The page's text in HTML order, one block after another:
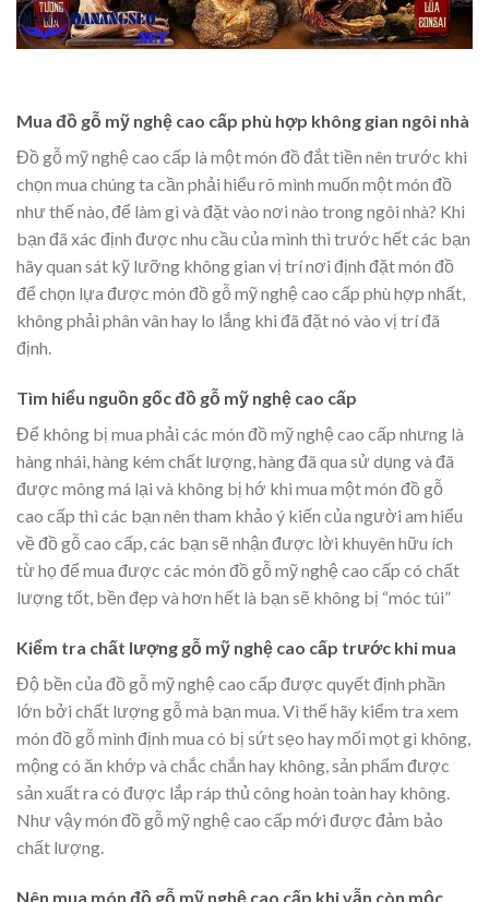
Mua đồ gỗ mỹ nghệ cao cấp phù hợp không gian ngôi nhà
Đồ gỗ mỹ nghệ cao cấp là một món đồ đắt tiền nên trước khi
chọn mua chúng ta cần phải hiểu rõ mình muốn một món đồ
như thế nào, để làm gì và đặt vào nơi nào trong ngôi nhà? Khi
bạn đã xác định được nhu cầu của mình thì trước hết các bạn
hãy quan sát kỹ lưỡng không gian vị trí nơi định đặt món đồ
để chọn lựa được món đồ gỗ mỹ nghệ cao cấp phù hợp nhất,
không phải phân vân hay lo lắng khi đã đặt nó vào vị trí đã
định.
Tìm hiểu nguồn gốc đồ gỗ mỹ nghệ cao cấp
Để không bị mua phải các món đồ mỹ nghệ cao cấp nhưng là
hàng nhái, hàng kém chất lượng, hàng đã qua sử dụng và đã
được mông má lại và không bị hớ khi mua một món đồ gỗ
cao cấp thì các bạn nên tham khảo ý kiến của người am hiểu
về đồ gỗ cao cấp, các bạn sẽ nhận được lời khuyên hữu ích
từ họ để mua được các món đồ gỗ mỹ nghệ cao cấp có chất
lượng tốt, bền đẹp và hơn hết là bạn sẽ không bị “móc túi”
Kiểm tra chất lượng gỗ mỹ nghệ cao cấp trước khi mua
Độ bền của đồ gỗ mỹ nghệ cao cấp được quyết định phần
lớn bởi chất lượng gỗ mà bạn mua. Vì thế hãy kiểm tra xem
món đồ gỗ mình định mua có bị sứt sẹo hay mối mọt gì không,
mộng có ăn khớp và chắc chắn hay không, sản phẩm được
sản xuất ra có được lắp ráp thủ công hoàn toàn hay không.
Như vậy món đồ gỗ mỹ nghệ cao cấp mới được đảm bảo
chất lượng.
Nên mua món đồ gỗ mỹ nghệ cao cấp khi vẫn còn mộc